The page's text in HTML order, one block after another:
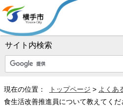
サイト内検索
現在の位置： トップページ > よくあ
食生活改善推進員について教えてくだ